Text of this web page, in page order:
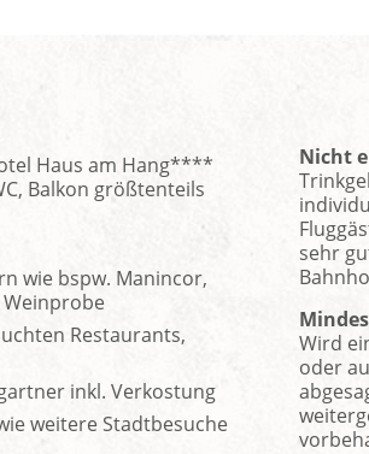
Haus am Hang****
Balkon größtenteils
wie bspw. Manincor,
Restaurants,
inkl. Verkostung
weitere Stadtbesuche
Nicht
sehr
Wird
oder